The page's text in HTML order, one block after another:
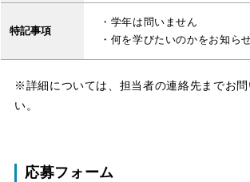
特記事項
・学年は問いません
・何を学びたいのかをお知ら
※詳細については、担当者の連絡先までお問
い。
応募フォーム